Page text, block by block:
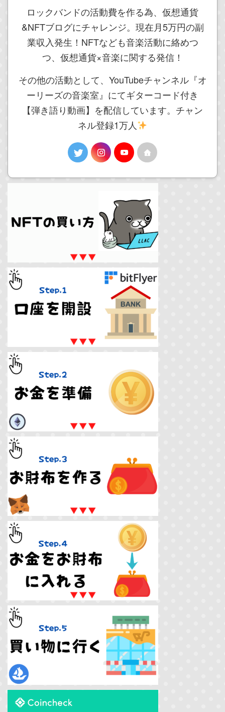
ロックバンドの活動費を作る為、仮想通貨
&NFTブログにチャレンジ。現在月5万円の副
業収入発生！NFTなども音楽活動に絡めつ
つ、仮想通貨×音楽に関する発信！
その他の活動として、YouTubeチャンネル『オ
ーリーズの音楽室』にてギターコード付き
【弾き語り動画】を配信しています。チャン
ネル登録1万人